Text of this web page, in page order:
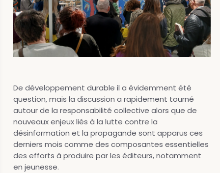
De développement durable il a évidemment été
question, mais la discussion a rapidement tourné
autour de la responsabilité collective alors que de
nouveaux enjeux liés à la lutte contre la
désinformation et la propagande sont apparus ces
derniers mois comme des composantes essentielles
des efforts à produire par les éditeurs, notamment
en jeunesse.